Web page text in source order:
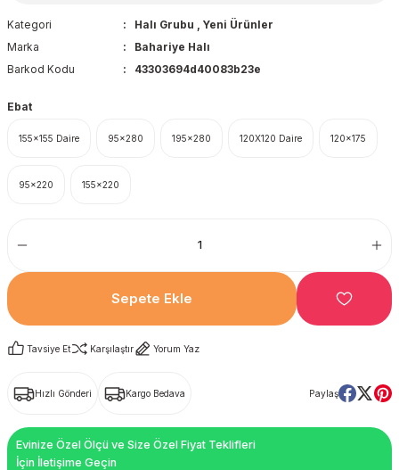
Kategori Halı Grubu
Yeni Ürünler
Marka
Bahariye Halı
Barkod Kodu
43303694d40083b23e
Ebat
155x155 Daire 95x280 195x280 120X120 Daire 120x175
95x220 155x220
Sepete Ekle
Tavsiye Et Karşılaştır Yorum Yaz
Hızlı Gönderi Kargo Bedava Paylaş
Evinize Özel Ölçü ve Size Özel Fiyat Teklifleri
İçin İletişime Geçin